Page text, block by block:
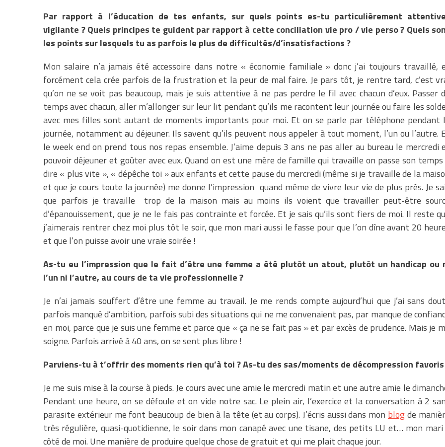
Par rapport à l’éducation de tes enfants, sur quels points es-tu particulièrement
vigilante ? Quels principes te guident par rapport à cette conciliation vie pro / vie perso ? Quels
les points sur lesquels tu as parfois le plus de difficultés/d’insatisfactions ?
Mon salaire n’a jamais été accessoire dans notre « économie familiale » donc j’ai toujours travaillé,
forcément cela crée parfois de la frustration et la peur de mal faire. Je pars tôt, je rentre tard, c’est
qu’on ne se voit pas beaucoup, mais je suis attentive à ne pas perdre le fil avec chacun d’eux. Passer
temps avec chacun, aller m’allonger sur leur lit pendant qu’ils me racontent leur journée ou faire les
avec mes filles sont autant de moments importants pour moi. Et on se parle par téléphone pendant
journée, notamment au déjeuner. Ils savent qu’ils peuvent nous appeler à tout moment, l’un ou l’autre.
le week end on prend tous nos repas ensemble. J’aime depuis 3 ans ne pas aller au bureau le mercredi
pouvoir déjeuner et goûter avec eux. Quand on est une mère de famille qui travaille on passe son
dire « plus vite », « dépêche toi » aux enfants et cette pause du mercredi (même si je travaille de la
et que je cours toute la journée) me donne l’impression quand même de vivre leur vie de plus près. Je
que parfois je travaille trop de la maison mais au moins ils voient que travailler peut-être
d’épanouissement, que je ne le fais pas contrainte et forcée. Et je sais qu’ils sont fiers de moi. Il reste
j’aimerais rentrer chez moi plus tôt le soir, que mon mari aussi le fasse pour que l’on dîne avant 20
et que l’on puisse avoir une vraie soirée !
As-tu eu l’impression que le fait d’être une femme a été plutôt un atout, plutôt un handicap ou
l’un ni l’autre, au cours de ta vie professionnelle ?
Je n’ai jamais souffert d’être une femme au travail. Je me rends compte aujourd’hui que j’ai sans
parfois manqué d’ambition, parfois subi des situations qui ne me convenaient pas, par manque de
en moi, parce que je suis une femme et parce que « ça ne se fait pas » et par excès de prudence. Mais je
soigne. Parfois arrivé à 40 ans, on se sent plus libre !
Parviens-tu à t’offrir des moments rien qu’à toi ? As-tu des sas/moments de décompression favoris
Je me suis mise à la course à pieds. Je cours avec une amie le mercredi matin et une autre amie le
Pendant une heure, on se défoule et on vide notre sac. Le plein air, l’exercice et la conversation à 2
parasite extérieur me font beaucoup de bien à la tête (et au corps). J’écris aussi dans mon blogde
très régulière, quasi-quotidienne, le soir dans mon canapé avec une tisane, des petits LU et… mon
côté de moi. Une manière de produire quelque chose de gratuit et qui me plait chaque jour.